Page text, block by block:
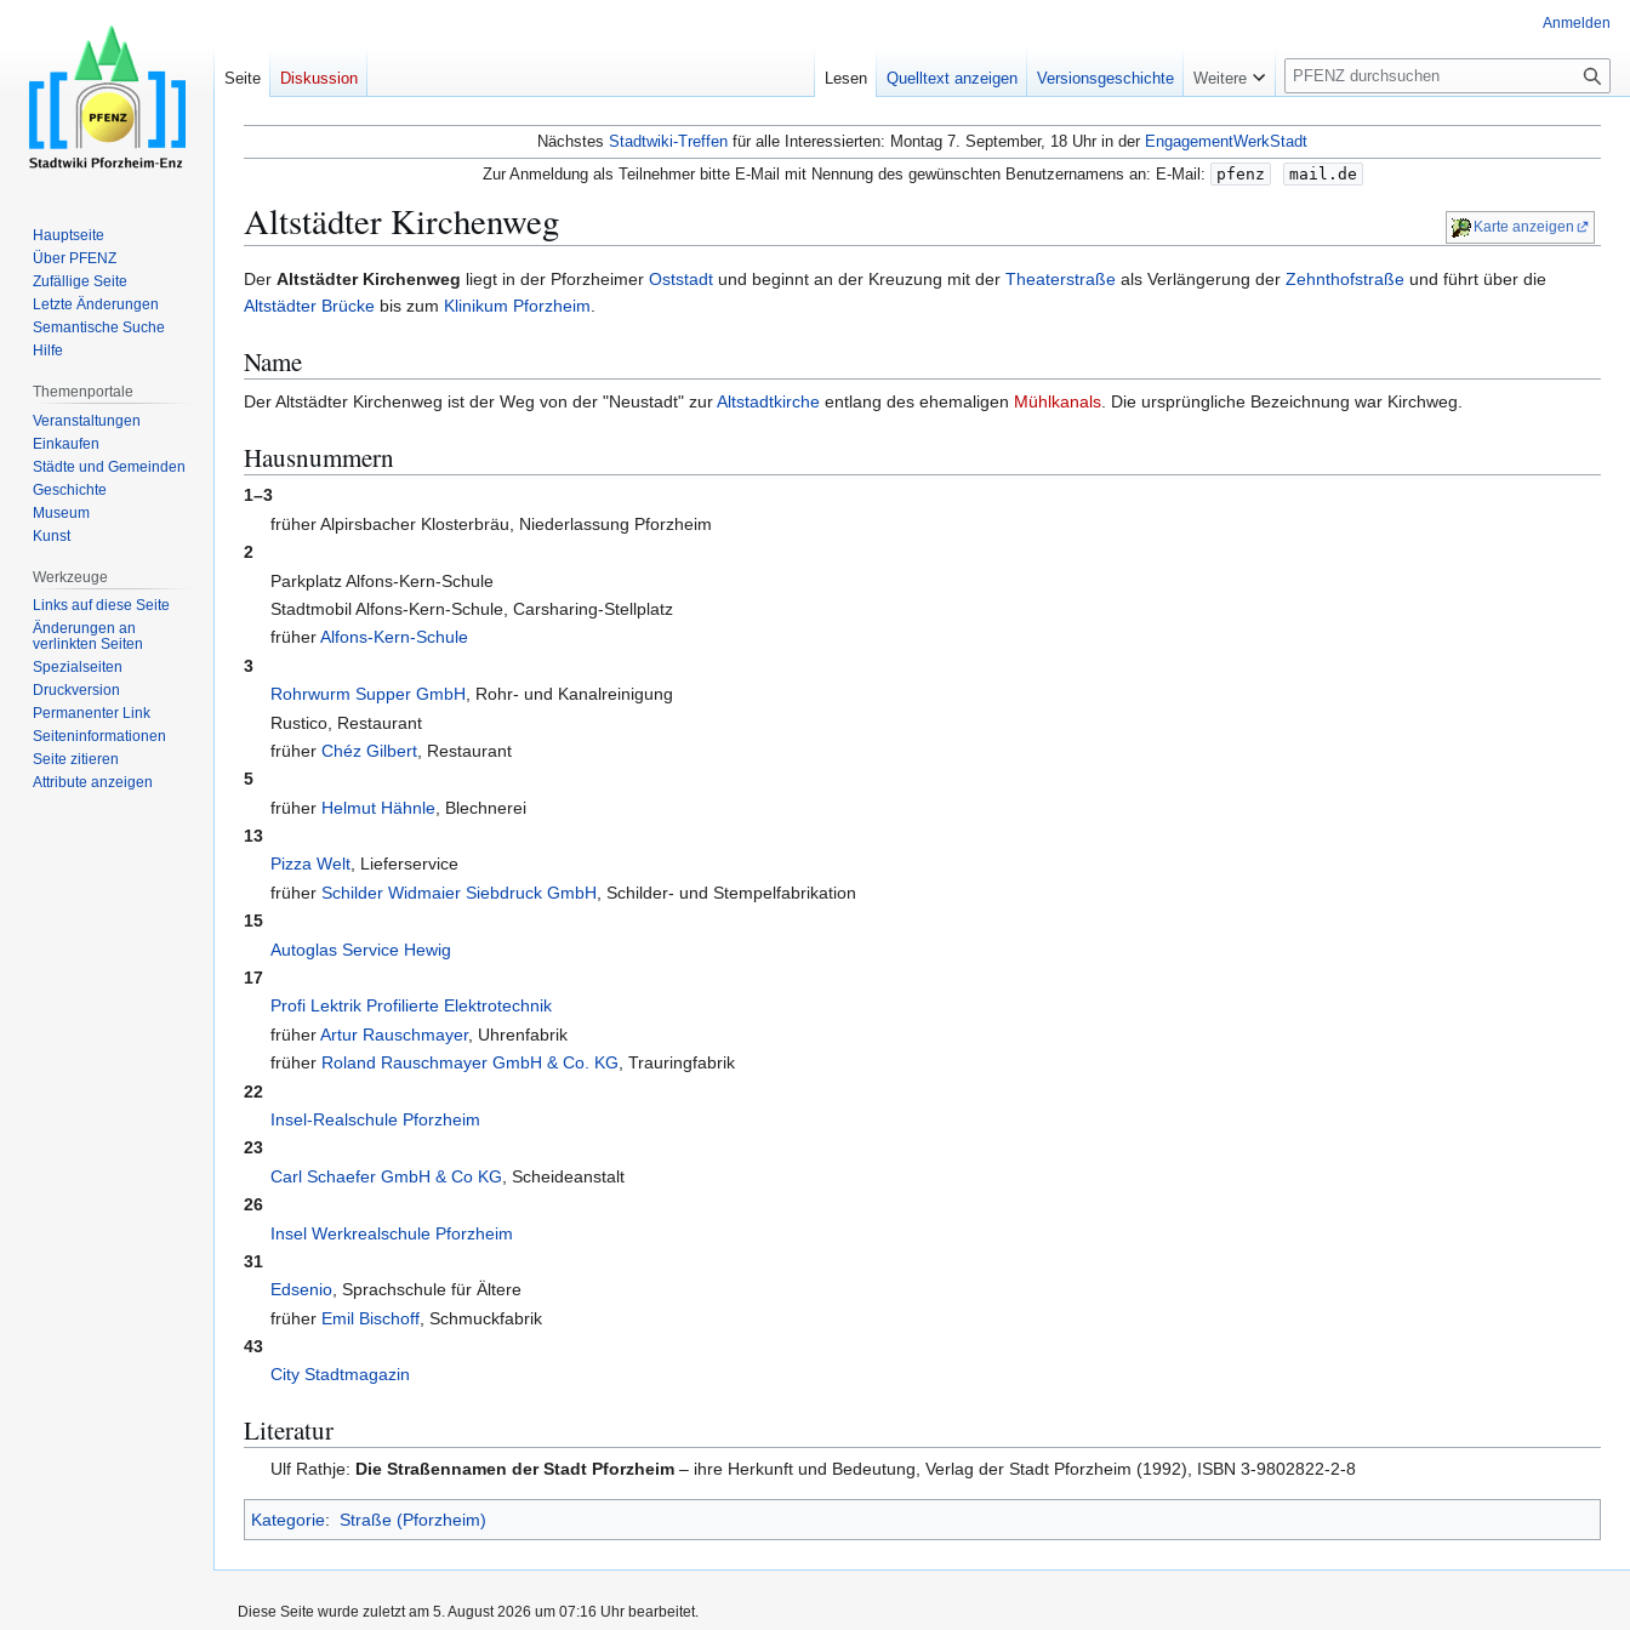
Nächstes Stadtwiki-Treffen für alle Interessierten: Montag 7. September, 18 Uhr in der EngagementWerkStadt
Zur Anmeldung als Teilnehmer bitte E-Mail mit Nennung des gewünschten Benutzernamens an: E-Mail:
pfenz mail.de
Altstädter Kirchenweg
Zur
Navigation
Zur
Suche
Karte anzeigen
Der Altstädter Kirchenweg liegt in der Pforzheimer Oststadt und beginnt an der Kreuzung mit der Theaterstraße als Verlängerung der Zehnthofstraße und führt über die
Altstädter Brücke bis zum Klinikum Pforzheim
Name
Der Altstädter Kirchenweg ist der Weg von der "Neustadt" zurAltstadtkirche entlang des ehemaligen Mühlkanals . Die ursprüngliche Bezeichnung war Kirchweg.
Hausnummern
1–3
früher Alpirsbacher Klosterbräu, Niederlassung Pforzheim
2
Parkplatz Alfons-Kern-Schule
Stadtmobil Alfons-Kern-Schule, Carsharing-Stellplatz
früherAlfons-Kern-Schule
3
Rohrwurm Supper GmbH , Rohr- und Kanalreinigung
Rustico, Restaurant
früherChéz Gilbert , Restaurant
5
früher Helmut Hähnle , Blechnerei
13
Pizza Welt, Lieferservice
früherSchilder Widmaier Siebdruck GmbH , Schilder- und Stempelfabrikation
15
Autoglas Service Hewig
17
Profi Lektrik Profilierte Elektrotechnik
früherArtur Rauschmayer, Uhrenfabrik
früher Roland Rauschmayer GmbH & Co. KG , Trauringfabrik
22
Insel-Realschule Pforzheim
23
Carl Schaefer GmbH & Co KG , Scheideanstalt
26
Insel Werkrealschule Pforzheim
31
Edsenio, Sprachschule für Ältere
früher Emil Bischoff , Schmuckfabrik
43
City Stadtmagazin
Literatur
Ulf Rathje: Die Straßennamen der Stadt Pforzheim – ihre Herkunft und Bedeutung, Verlag der Stadt Pforzheim (1992), ISBN 3-9802822-2-8
Kategorie: Straße (Pforzheim)
Anmelden
Seite Diskussion Lesen Quelltext anzeigen Versionsgeschichte Weitere
S
u
c
h
e
Hauptseite
Über PFENZ
Zufällige Seite
Letzte Änderungen
Semantische Suche
Hilfe
Themenportale
Veranstaltungen
Einkaufen
Städte und Gemeinden
Geschichte
Museum
Kunst
Werkzeuge
Links auf diese Seite
Änderungen an
verlinkten Seiten
Spezialseiten
Druckversion
Permanenter Link
Seiten­­informationen
Seite zitieren
Attribute anzeigen
Diese Seite wurde zuletzt am 5. August 2026 um 07:16 Uhr bearbeitet.